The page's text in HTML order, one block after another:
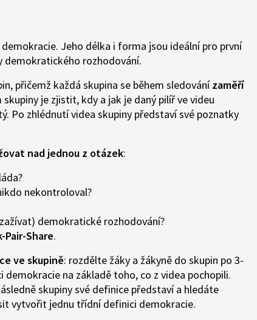
Jeho délka i forma jsou ideální pro první
demokratického rozhodování.
přičemž každá skupina se během sledovánízaměří
skupiny je zjistit, kdy a jak je daný pilíř ve videu
Po zhlédnutí videa skupiny představí své poznatky
nad jednou z otázek:
nekontroloval?
demokratické rozhodování?
Pair-Share.
ve skupině: rozdělte žáky a žákyně do skupin po 3-
na základě toho, co z videa pochopili.
skupiny své definice představí a hledáte
vytvořit jednu třídní definici demokracie.